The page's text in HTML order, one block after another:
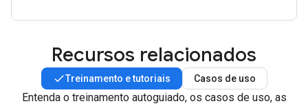
Recursos relacionados
Treinamento e tutoriais Casos de uso
Entenda o treinamento autoguiado, os casos de uso, as